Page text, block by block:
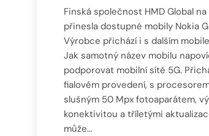
Finská společnost HMD Global
přinesla dostupné mobily Nokia
Výrobce přichází i s dalším
Jak samotný název mobilu
podporovat mobilní sítě 5G.
fialovém provedení, s
slušným 50 Mpx fotoaparátem,
konektivitou a tříletými
může…